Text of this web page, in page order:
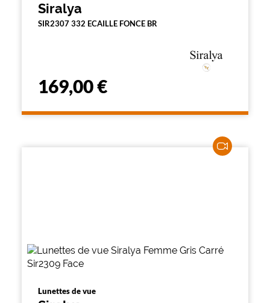
Siralya
SIR2307 332 ECAILLE FONCE BR
169,00 €
Lunettes de vue